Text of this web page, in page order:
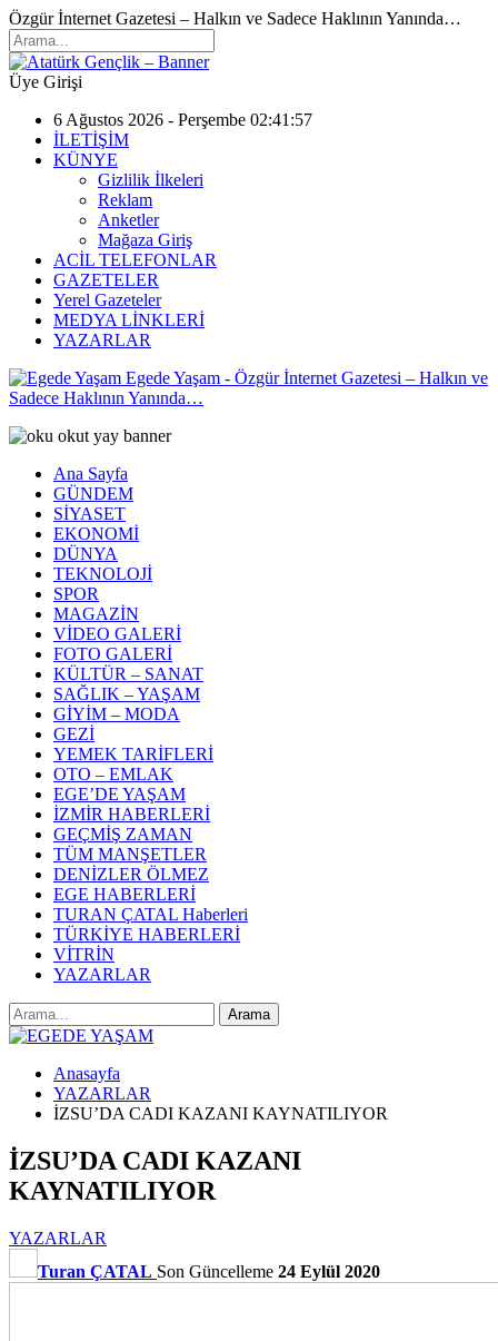
Özgür İnternet Gazetesi – Halkın ve Sadece Haklının Yanında…
Üye Girişi
6 Ağustos 2026 - Perşembe 02:41:57
İLETİŞİM
KÜNYE
Gizlilik İlkeleri
Reklam
Anketler
Mağaza Giriş
ACİL TELEFONLAR
GAZETELER
Yerel Gazeteler
MEDYA LİNKLERİ
YAZARLAR
Egede Yaşam - Özgür İnternet Gazetesi – Halkın ve
Sadece Haklının Yanında…
Ana Sayfa
GÜNDEM
SİYASET
EKONOMİ
DÜNYA
TEKNOLOJİ
SPOR
MAGAZİN
VİDEO GALERİ
FOTO GALERİ
KÜLTÜR – SANAT
SAĞLIK – YAŞAM
GİYİM – MODA
GEZİ
YEMEK TARİFLERİ
OTO – EMLAK
EGE’DE YAŞAM
İZMİR HABERLERİ
GEÇMİŞ ZAMAN
TÜM MANŞETLER
DENİZLER ÖLMEZ
EGE HABERLERİ
TURAN ÇATAL Haberleri
TÜRKİYE HABERLERİ
VİTRİN
YAZARLAR
Anasayfa
YAZARLAR
İZSU’DA CADI KAZANI KAYNATILIYOR
İZSU’DA CADI KAZANI
KAYNATILIYOR
YAZARLAR
Turan ÇATAL Son Güncelleme 24 Eylül 2020